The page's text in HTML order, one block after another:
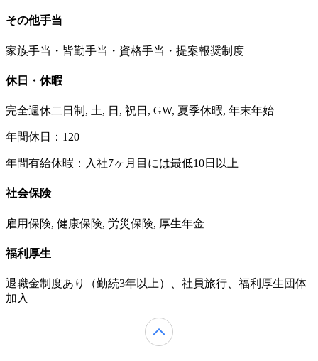
その他手当
家族手当・皆勤手当・資格手当・提案報奨制度
休日・休暇
完全週休二日制, 土, 日, 祝日, GW, 夏季休暇, 年末年始
年間休日：120
年間有給休暇：入社7ヶ月目には最低10日以上
社会保険
雇用保険, 健康保険, 労災保険, 厚生年金
福利厚生
退職金制度あり（勤続3年以上）、社員旅行、福利厚生団体
加入